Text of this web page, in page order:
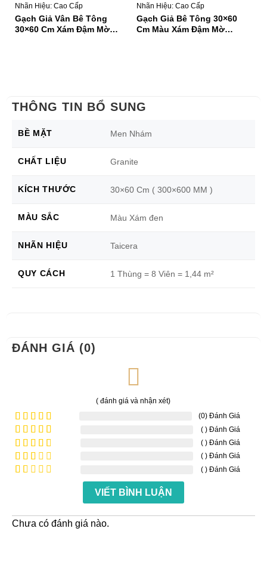
Nhãn Hiệu: Cao Cấp
Gạch Giả Vân Bê Tông
30×60 Cm Xám Đậm Mờ
Nhãn Hiệu: Cao Cấp
Gạch Giả Bê Tông 30×60
Cm Màu Xám Đậm Mờ
THÔNG TIN BỔ SUNG
BỀ MẶT Men Nhám
CHẤT LIỆU Granite
KÍCH THƯỚC 30×60 Cm ( 300×600 MM )
MÀU SẮC Màu Xám đen
NHÃN HIỆU Taicera
QUY CÁCH 1 Thùng = 8 Viên = 1,44 m²
ĐÁNH GIÁ (0)
( đánh giá và nhận xét)
Được xếp
hạng 5
sao
(0) Đánh Giá
Được
xếp
hạng 4
5 sao
( ) Đánh Giá
Được
xếp
( ) Đánh Giá
Được
( ) Đánh Giá
5
( ) Đánh Giá
VIẾT BÌNH LUẬN
Chưa có đánh giá nào.